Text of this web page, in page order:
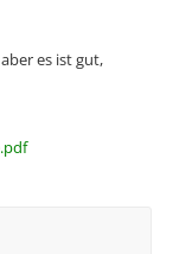
es ist gut,